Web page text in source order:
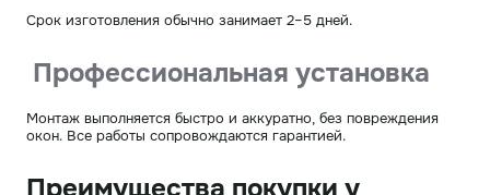
Срок изготовления обычно занимает 2–5 дней.
Профессиональная установка
Монтаж выполняется быстро и аккуратно, без повреждения
окон. Все работы сопровождаются гарантией.
Преимущества покупки у